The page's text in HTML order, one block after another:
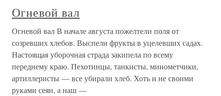
Огневой вал
Огневой вал В начале августа пожелтели поля от
созревших хлебов. Выспели фрукты в уцелевших садах.
Настоящая уборочная страда закипела по всему
переднему краю. Пехотинцы, танкисты, минометчики,
артиллеристы — все убирали хлеб. Хоть и не своими
руками сеян, а наш —